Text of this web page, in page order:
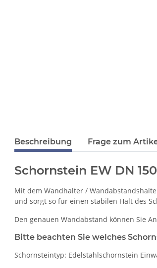
Beschreibung Frage zum
Schornstein EW DN
Mit dem Wandhalter /
und sorgt so für einen stabilen Halt des
Den genauen Wandabstand können Sie
Bitte beachten Sie welches
Schornsteintyp: Edelstahlschornstein